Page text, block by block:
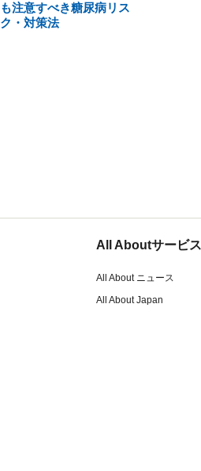
も注意すべき糖尿病リス
ク・対策法
All Aboutサービ
All About ニュース
All About Japan